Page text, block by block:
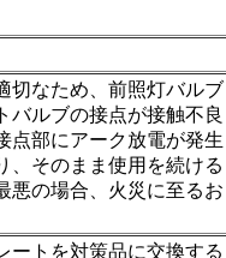
切なため、前照灯バルブ
バルブの接点が接触不良
点部にアーク放電が発生
、そのまま使用を続ける
悪の場合、火災に至るお
ートを対策品に交換する